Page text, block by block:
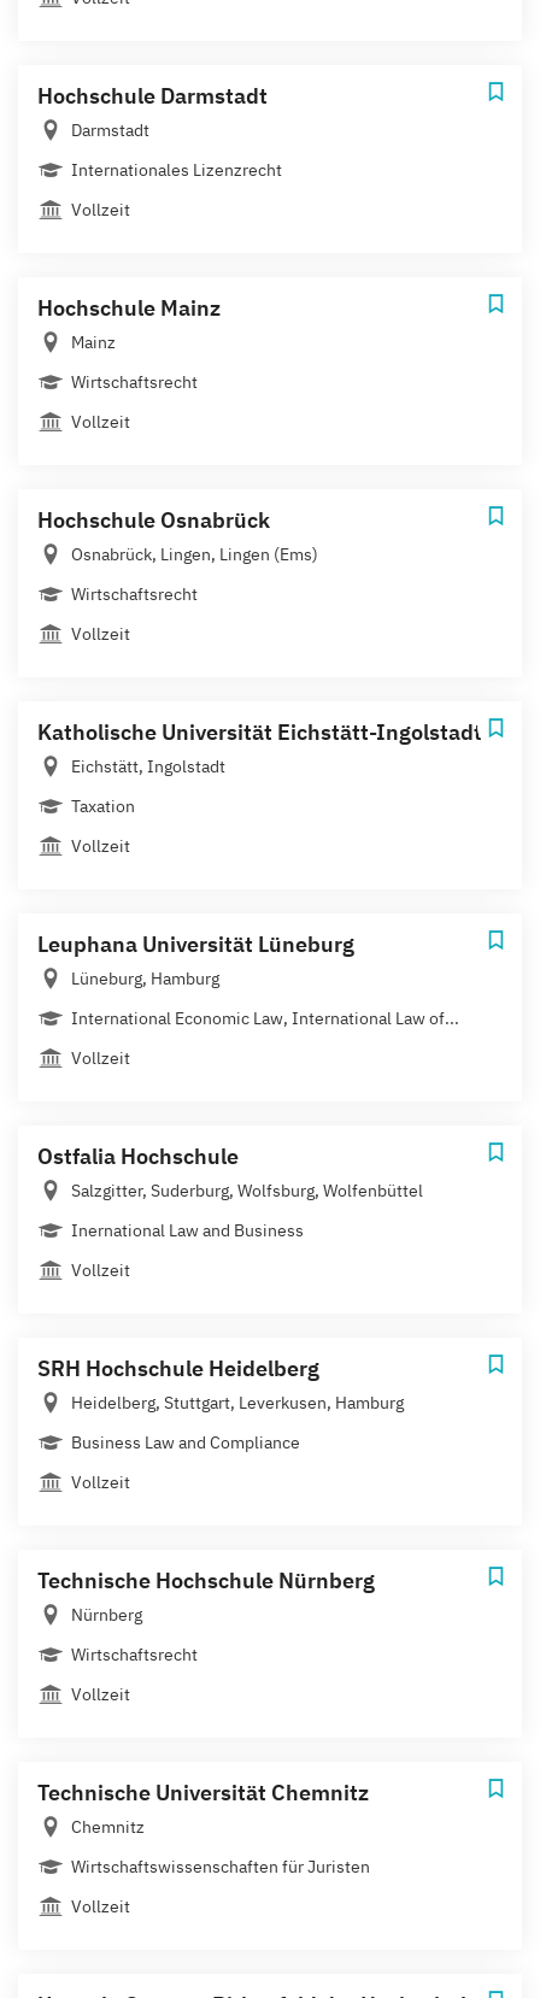
Hochschule Darmstadt
Darmstadt
Internationales Lizenzrecht
Vollzeit
Hochschule Mainz
Mainz
Wirtschaftsrecht
Vollzeit
Hochschule Osnabrück
Osnabrück, Lingen, Lingen (Ems)
Wirtschaftsrecht
Vollzeit
Katholische Universität Eichstätt-Ingolstadt
Eichstätt, Ingolstadt
Taxation
Vollzeit
Leuphana Universität Lüneburg
Lüneburg, Hamburg
International Economic Law, International Law of...
Vollzeit
Ostfalia Hochschule
Salzgitter, Suderburg, Wolfsburg, Wolfenbüttel
Inernational Law and Business
Vollzeit
SRH Hochschule Heidelberg
Heidelberg, Stuttgart, Leverkusen, Hamburg
Business Law and Compliance
Vollzeit
Technische Hochschule Nürnberg
Nürnberg
Wirtschaftsrecht
Vollzeit
Technische Universität Chemnitz
Chemnitz
Wirtschaftswissenschaften für Juristen
Vollzeit